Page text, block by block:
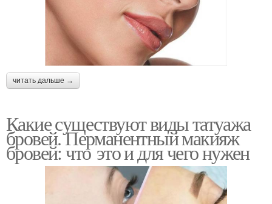
читать дальше →
Какие существуют виды татуажа
бровей. Перманентный макияж
бровей: что это и для чего нужен